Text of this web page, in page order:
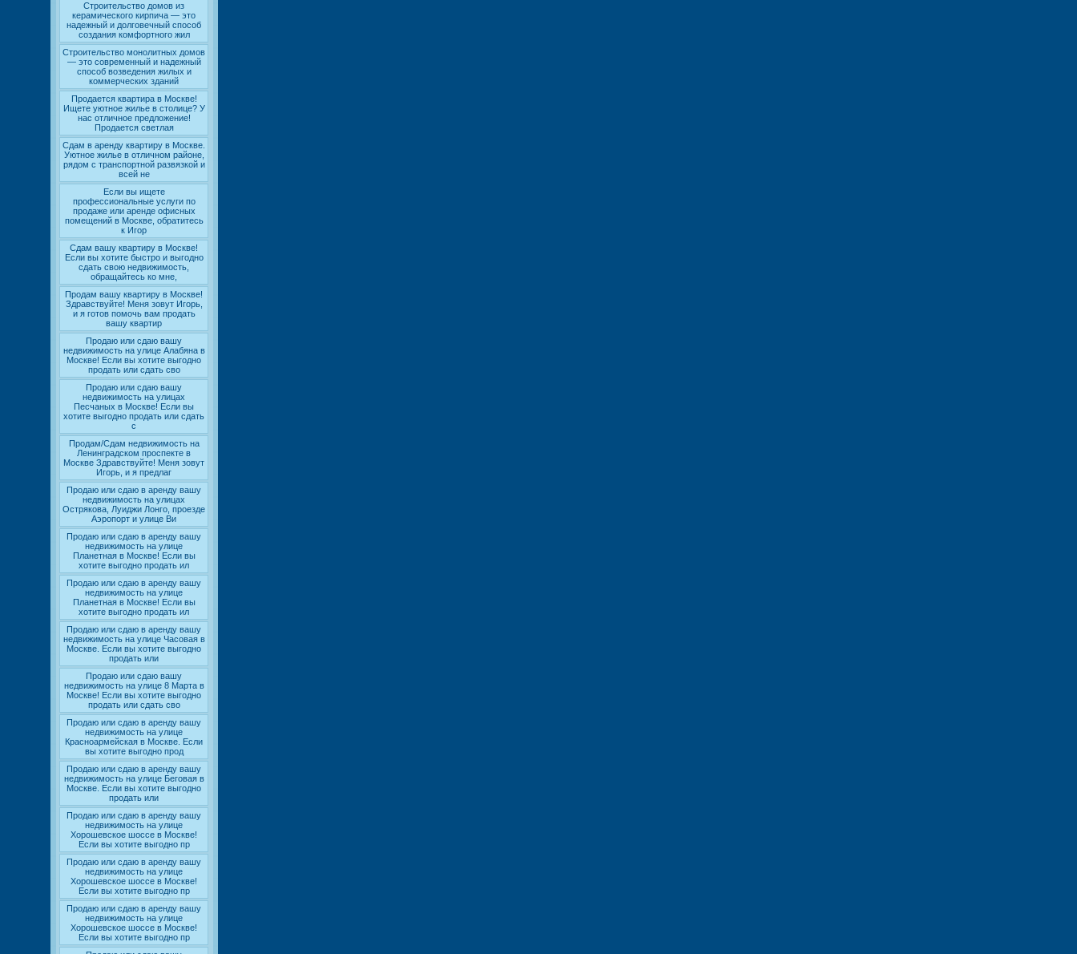
Строительство домов из
керамического кирпича — это
надежный и долговечный способ
создания комфортного жил
Строительство монолитных домов
— это современный и надежный
способ возведения жилых и
коммерческих зданий
Продается квартира в Москве!
Ищете уютное жилье в столице? У
нас отличное предложение!
Продается светлая
Сдам в аренду квартиру в Москве.
Уютное жилье в отличном районе,
рядом с транспортной развязкой и
всей не
Если вы ищете
профессиональные услуги по
продаже или аренде офисных
помещений в Москве, обратитесь
к Игор
Сдам вашу квартиру в Москве!
Если вы хотите быстро и выгодно
сдать свою недвижимость,
обращайтесь ко мне,
Продам вашу квартиру в Москве!
Здравствуйте! Меня зовут Игорь,
и я готов помочь вам продать
вашу квартир
Продаю или сдаю вашу
недвижимость на улице Алабяна в
Москве! Если вы хотите выгодно
продать или сдать сво
Продаю или сдаю вашу
недвижимость на улицах
Песчаных в Москве! Если вы
хотите выгодно продать или сдать
с
Продам/Сдам недвижимость на
Ленинградском проспекте в
Москве Здравствуйте! Меня зовут
Игорь, и я предлаг
Продаю или сдаю в аренду вашу
недвижимость на улицах
Острякова, Луиджи Лонго, проезде
Аэропорт и улице Ви
Продаю или сдаю в аренду вашу
недвижимость на улице
Планетная в Москве! Если вы
хотите выгодно продать ил
Продаю или сдаю в аренду вашу
недвижимость на улице
Планетная в Москве! Если вы
хотите выгодно продать ил
Продаю или сдаю в аренду вашу
недвижимость на улице Часовая в
Москве. Если вы хотите выгодно
продать или
Продаю или сдаю вашу
недвижимость на улице 8 Марта в
Москве! Если вы хотите выгодно
продать или сдать сво
Продаю или сдаю в аренду вашу
недвижимость на улице
Красноармейская в Москве. Если
вы хотите выгодно прод
Продаю или сдаю в аренду вашу
недвижимость на улице Беговая в
Москве. Если вы хотите выгодно
продать или
Продаю или сдаю в аренду вашу
недвижимость на улице
Хорошевское шоссе в Москве!
Если вы хотите выгодно пр
Продаю или сдаю в аренду вашу
недвижимость на улице
Хорошевское шоссе в Москве!
Если вы хотите выгодно пр
Продаю или сдаю в аренду вашу
недвижимость на улице
Хорошевское шоссе в Москве!
Если вы хотите выгодно пр